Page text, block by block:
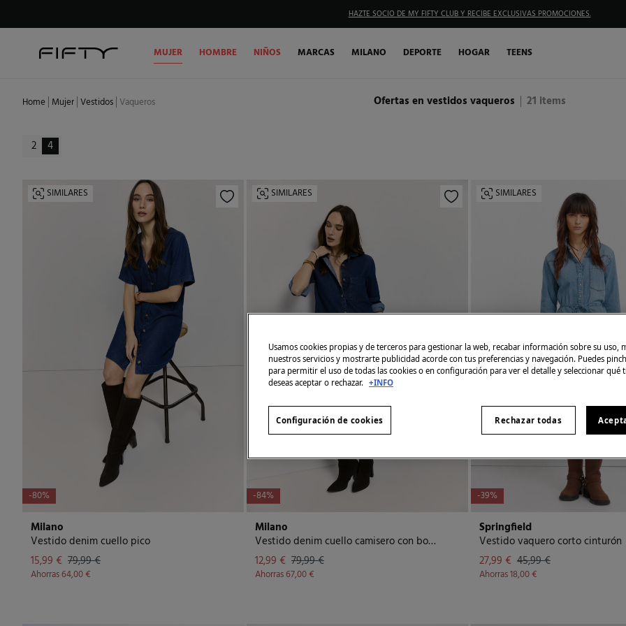
HAZTE SOCIO DE MY FIFTY CLUB Y RECIBE EXCLUSIVAS PROMOCIONES.
MUJER HOMBRE NIÑOS MARCAS MILANO DEPORTE HOGAR TEENS
Home Mujer Vestidos Vaqueros Ofertas en vestidos vaqueros 21 items
2 4
-80%
SIMILARES
Milano
Vestido denim cuello pico
15,99 € 79,99 €
Ahorras64,00 €
-84%
SIMILARES
Milano
Vestido denim cuello camisero con botones
12,99 € 79,99 €
Ahorras67,00 €
-39%
SIMILARES
Springfield
Vestido vaquero corto cinturón
27,99 € 45,99 €
Ahorras18,00 €
Usamos cookies propias y de terceros para gestionar la web, recabar información sobre su uso,
nuestros servicios y mostrarte publicidad acorde con tus preferencias y navegación. Puedes
para permitir el uso de todas las cookies o en configuración para ver el detalle y seleccionar qué
deseas aceptar o rechazar. +INFO
Rechazar todas
Configuración de cookies